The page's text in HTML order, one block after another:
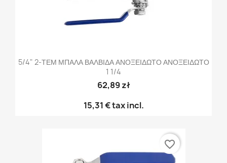
5/4" 2-ΤΕΜ ΜΠΑΛΑ ΒΑΛΒΙΔΑ ΑΝΟΞΕΙΔΩΤΟ ΑΝΟΞΕΙΔΩΤΟ
1 1/4
62,89 zł
15,31 €tax incl.
favorite_border